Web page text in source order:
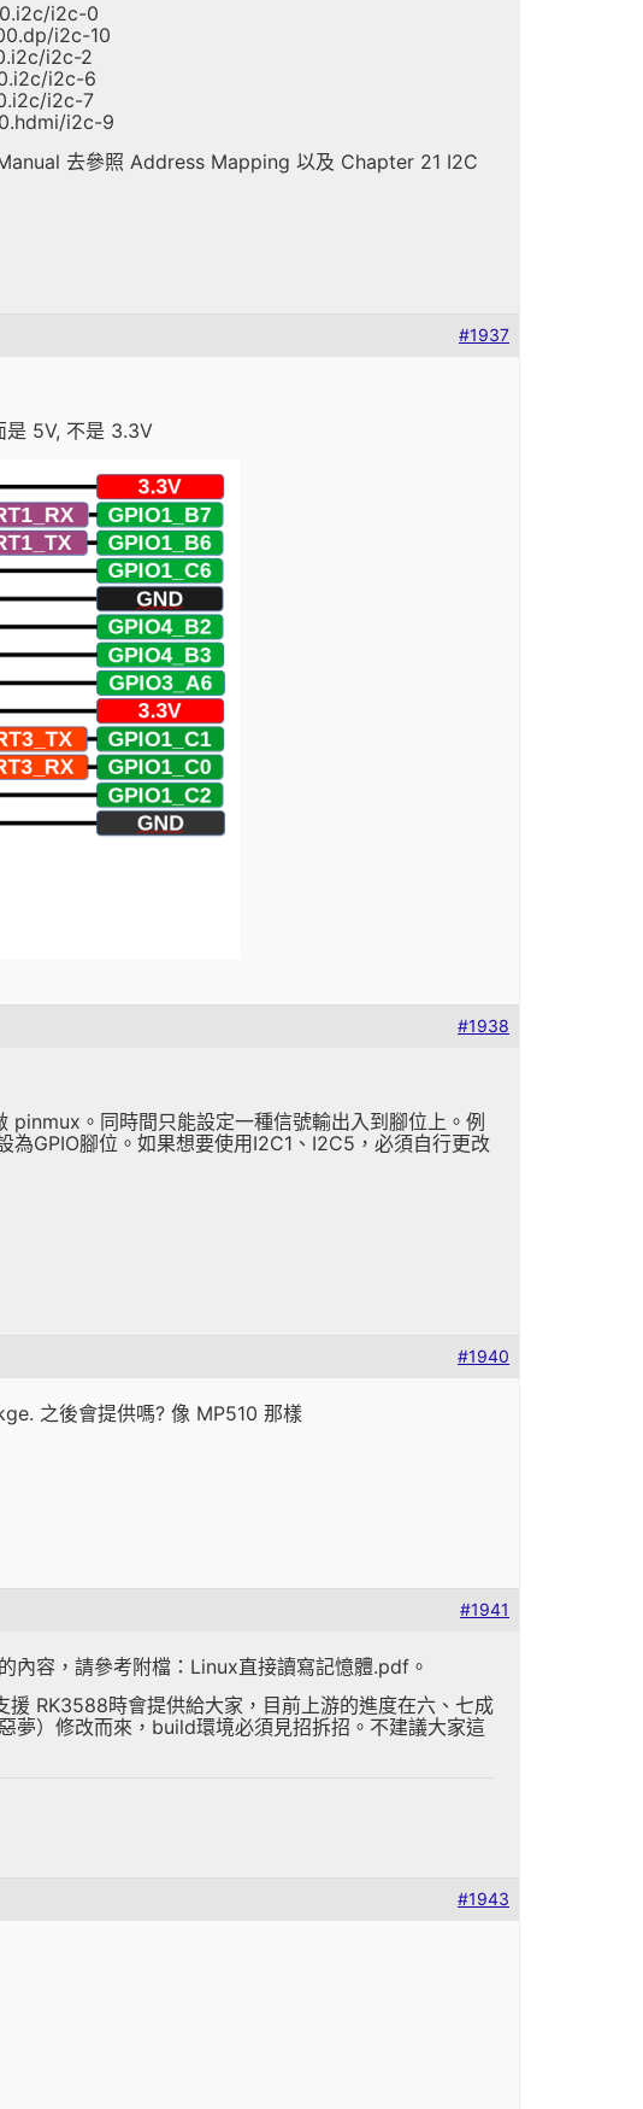
i2c-0
i2c-10
i2c-2
i2c-6
i2c-7
i2c-9
去參照 Address Mapping 以及 Chapter 21 I2C
#1937
是 5V, 不是 3.3V
#1938
。同時間只能設定一種信號輸出入到腳位上。例
為GPIO腳位。如果想要使用I2C1、I2C5，必須自行更改
#1940
之後會提供嗎? 像 MP510 那樣
#1941
內容，請參考附檔：Linux直接讀寫記憶體.pdf。
RK3588時會提供給大家，目前上游的進度在六、七成
）修改而來，build環境必須見招拆招。不建議大家這
#1943